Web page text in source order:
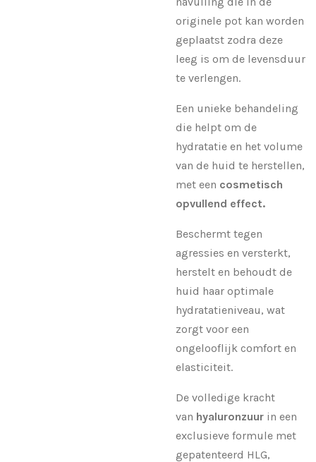
originele pot kan worden
geplaatst zodra deze
leeg is om de levensduur
te verlengen.
Een unieke behandeling
die helpt om de
hydratatie en het volume
van de huid te herstellen,
met een cosmetisch
opvullend effect.
Beschermt tegen
agressies en versterkt,
herstelt en behoudt de
huid haar optimale
hydratatieniveau, wat
zorgt voor een
ongelooflijk comfort en
elasticiteit.
De volledige kracht
van hyaluronzuur in een
exclusieve formule met
gepatenteerd HLG,